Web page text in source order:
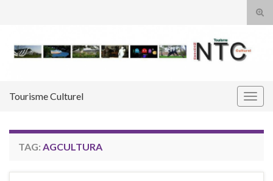
Tourisme Culturel
TAG: AGCULTURA